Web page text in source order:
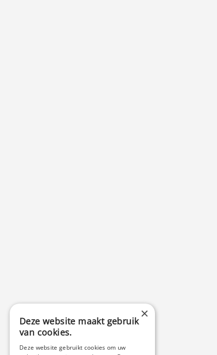
×
Deze website maakt gebruik
van cookies.
Deze website gebruikt cookies om uw